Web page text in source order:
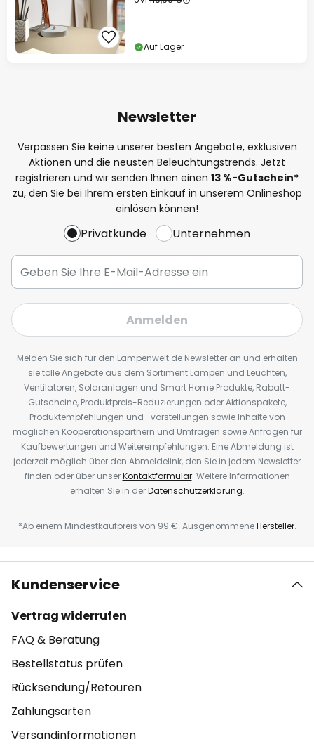
Auf Lager
Newsletter
Verpassen Sie keine unserer besten Angebote, exklusiven
Aktionen und die neusten Beleuchtungstrends. Jetzt
registrieren und wir senden Ihnen einen 13 %-Gutschein*
zu, den Sie bei Ihrem ersten Einkauf in unserem Onlineshop
einlösen können!
Privatkunde Unternehmen
Anmelden
Melden Sie sich für den Lampenwelt.de Newsletter an und erhalten
sie tolle Angebote aus dem Sortiment Lampen und Leuchten,
Ventilatoren, Solaranlagen und Smart Home Produkte, Rabatt-
Gutscheine, Produktpreis-Reduzierungen oder Aktionspakete,
Produktempfehlungen und -vorstellungen sowie Inhalte von
möglichen Kooperationspartnern und Umfragen sowie Anfragen für
Kaufbewertungen und Weiterempfehlungen. Eine Abmeldung ist
jederzeit möglich über den Abmeldelink, den Sie in jedem Newsletter
finden oder über unserKontaktformular. Weitere Informationen
erhalten Sie in derDatenschutzerklärung.
*Ab einem Mindestkaufpreis von 99 €. AusgenommeneHersteller.
Kundenservice
Vertrag widerrufen
FAQ & Beratung
Bestellstatus prüfen
Rücksendung/Retouren
Zahlungsarten
Versandinformationen